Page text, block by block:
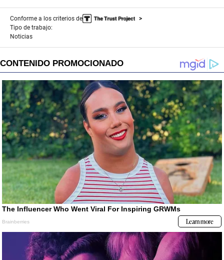
Conforme a los criterios de
Tipo de trabajo:
Noticias